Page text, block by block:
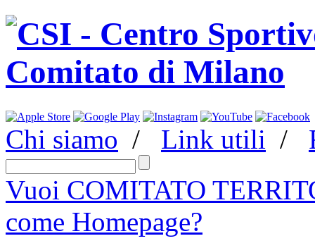
Chi siamo / Link utili /
Vuoi COMITATO
come Homepage?